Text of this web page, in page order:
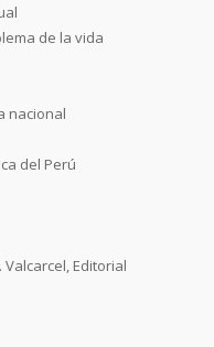
de la vida
nacional
del Perú
Editorial